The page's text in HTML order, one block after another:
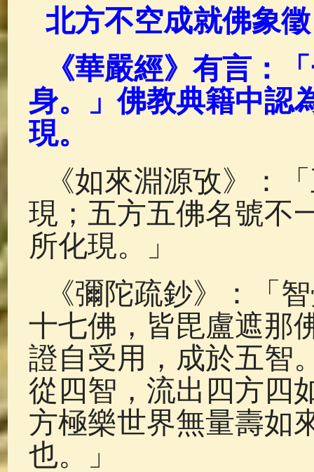
北方不空成就佛象
《華嚴經》有言：
身。」佛教典籍中認
現。
《如來淵源攷》：
現；五方五佛名號不
所化現。」
《彌陀疏鈔》：「
十七佛，皆毘盧遮那
證自受用，成於五智
從四智，流出四方四
方極樂世界無量壽如
也。」